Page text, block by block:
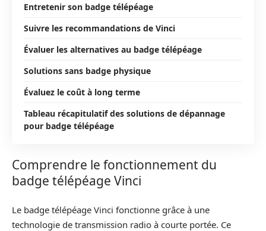
Entretenir son badge télépéage
Suivre les recommandations de Vinci
Évaluer les alternatives au badge télépéage
Solutions sans badge physique
Évaluez le coût à long terme
Tableau récapitulatif des solutions de dépannage
pour badge télépéage
Comprendre le fonctionnement du
badge télépéage Vinci
Le badge télépéage Vinci fonctionne grâce à une
technologie de transmission radio à courte portée. Ce